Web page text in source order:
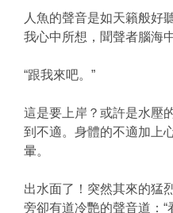
人魚的聲音是如天籟般好
我心中所想，聞聲者腦海
“跟我來吧。”
這是要上岸？或許是水壓
到不適。身體的不適加上
暈。
出水面了！突然其來的猛
旁卻有道冷艷的聲音道：“